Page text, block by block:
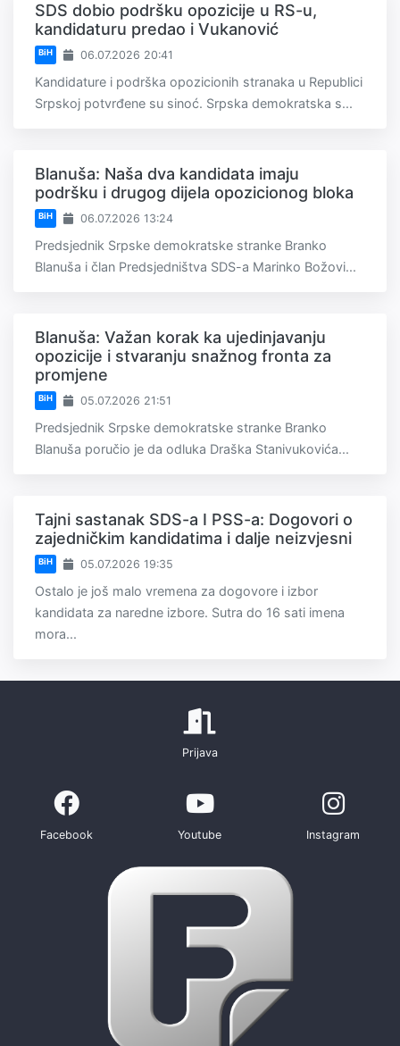
SDS dobio podršku opozicije u RS-u,
kandidaturu predao i Vukanović
BiH 06.07.2026 20:41
Kandidature i podrška opozicionih stranaka u Republici
Srpskoj potvrđene su sinoć. Srpska demokratska s...
Blanuša: Naša dva kandidata imaju
podršku i drugog dijela opozicionog bloka
BiH 06.07.2026 13:24
Predsjednik Srpske demokratske stranke Branko
Blanuša i član Predsjedništva SDS-a Marinko Božovi...
Blanuša: Važan korak ka ujedinjavanju
opozicije i stvaranju snažnog fronta za
promjene
BiH 05.07.2026 21:51
Predsjednik Srpske demokratske stranke Branko
Blanuša poručio je da odluka Draška Stanivukovića...
Tajni sastanak SDS-a I PSS-a: Dogovori o
zajedničkim kandidatima i dalje neizvjesni
BiH 05.07.2026 19:35
Ostalo je još malo vremena za dogovore i izbor
kandidata za naredne izbore. Sutra do 16 sati imena
mora...
Prijava
Facebook Youtube Instagram